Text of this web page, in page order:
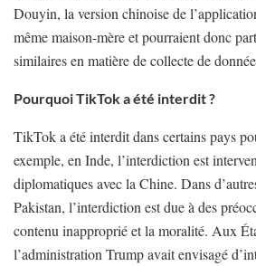
Douyin, la version chinoise de
même maison-mère et pourraient donc
similaires en matière de collecte de
Pourquoi TikTok a été interdit ?
TikTok a été interdit dans certains pays
exemple, en Inde, l’interdiction est
diplomatiques avec la Chine. Dans
Pakistan, l’interdiction est due à des
contenu inapproprié et la moralité. Aux
l’administration Trump avait envisagé